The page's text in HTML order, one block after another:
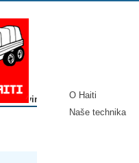
O Haiti
Naše technika
Novinky